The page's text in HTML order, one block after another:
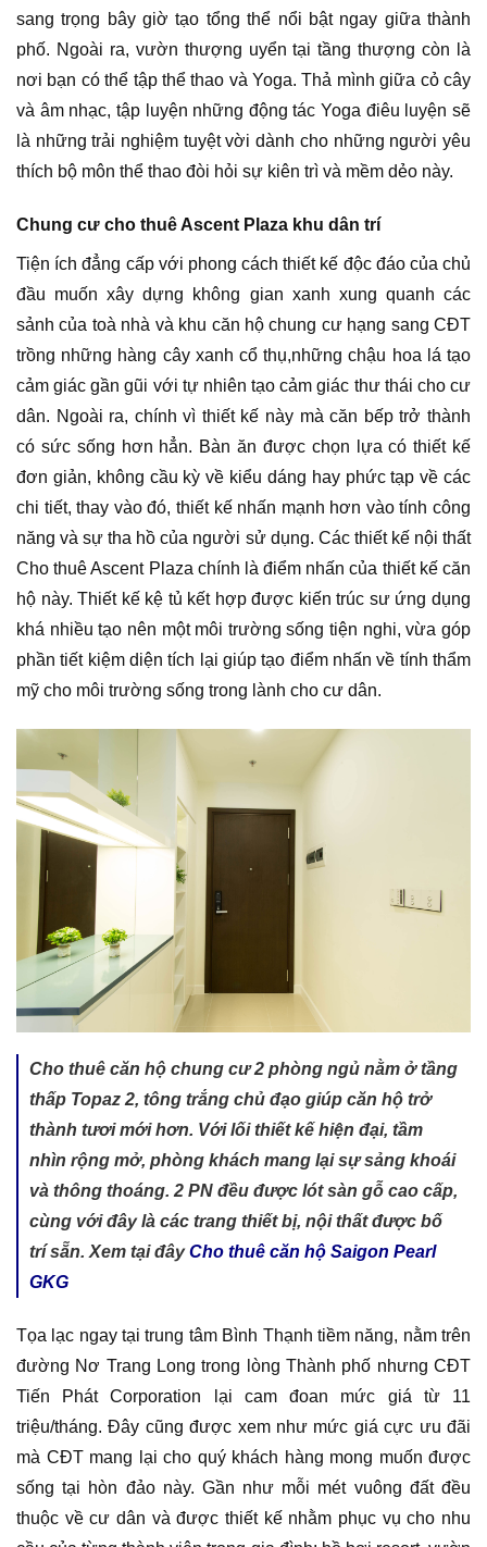
sang trọng bây giờ tạo tổng thể nổi bật ngay giữa thành
phố. Ngoài ra, vườn thượng uyển tại tầng thượng còn là
nơi bạn có thể tập thể thao và Yoga. Thả mình giữa cỏ cây
và âm nhạc, tập luyện những động tác Yoga điêu luyện sẽ
là những trải nghiệm tuyệt vời dành cho những người yêu
thích bộ môn thể thao đòi hỏi sự kiên trì và mềm dẻo này.
Chung cư cho thuê Ascent Plaza khu dân trí
Tiện ích đẳng cấp với phong cách thiết kế độc đáo của chủ
đầu muốn xây dựng không gian xanh xung quanh các
sảnh của toà nhà và khu căn hộ chung cư hạng sang CĐT
trồng những hàng cây xanh cổ thụ,những chậu hoa lá tạo
cảm giác gần gũi với tự nhiên tạo cảm giác thư thái cho cư
dân. Ngoài ra, chính vì thiết kế này mà căn bếp trở thành
có sức sống hơn hẳn. Bàn ăn được chọn lựa có thiết kế
đơn giản, không cầu kỳ về kiểu dáng hay phức tạp về các
chi tiết, thay vào đó, thiết kế nhấn mạnh hơn vào tính công
năng và sự tha hồ của người sử dụng. Các thiết kế nội thất
Cho thuê Ascent Plaza chính là điểm nhấn của thiết kế căn
hộ này. Thiết kế kệ tủ kết hợp được kiến trúc sư ứng dụng
khá nhiều tạo nên một môi trường sống tiện nghi, vừa góp
phần tiết kiệm diện tích lại giúp tạo điểm nhấn về tính thẩm
mỹ cho môi trường sống trong lành cho cư dân.
Cho thuê căn hộ chung cư 2 phòng ngủ nằm ở tầng
thấp Topaz 2, tông trắng chủ đạo giúp căn hộ trở
thành tươi mới hơn. Với lối thiết kế hiện đại, tầm
nhìn rộng mở, phòng khách mang lại sự sảng khoái
và thông thoáng. 2 PN đều được lót sàn gỗ cao cấp,
cùng với đây là các trang thiết bị, nội thất được bố
trí sẵn. Xem tại đâyCho thuê căn hộ Saigon Pearl
GKG
Tọa lạc ngay tại trung tâm Bình Thạnh tiềm năng, nằm trên
đường Nơ Trang Long trong lòng Thành phố nhưng CĐT
Tiến Phát Corporation lại cam đoan mức giá từ 11
triệu/tháng. Đây cũng được xem như mức giá cực ưu đãi
mà CĐT mang lại cho quý khách hàng mong muốn được
sống tại hòn đảo này. Gần như mỗi mét vuông đất đều
thuộc về cư dân và được thiết kế nhằm phục vụ cho nhu